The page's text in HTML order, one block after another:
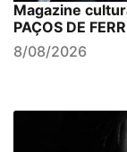
Magazine
PAÇOS DE
8/08/2026